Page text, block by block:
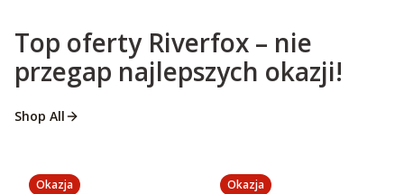
Top oferty Riverfox – nie
przegap najlepszych okazji!
Shop All
Okazja
Okazja